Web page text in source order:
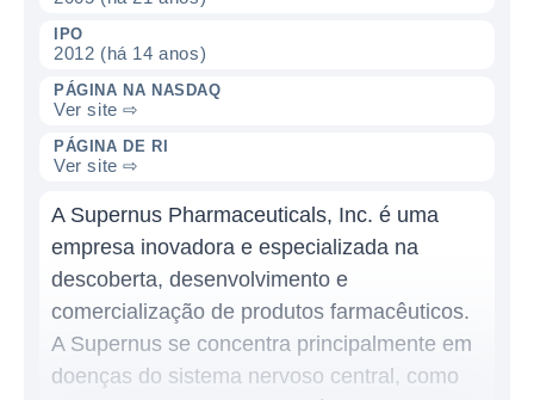
IPO
2012 (há 14 anos)
PÁGINA NA NASDAQ
Ver site ⇨
PÁGINA DE RI
Ver site ⇨
A Supernus Pharmaceuticals, Inc. é uma
empresa inovadora e especializada na
descoberta, desenvolvimento e
comercialização de produtos farmacêuticos.
A Supernus se concentra principalmente em
doenças do sistema nervoso central, como